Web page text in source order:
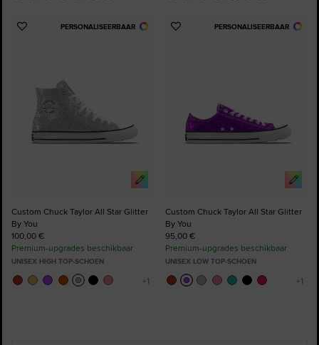
PERSONALISEERBAAR
Voeg
Custom Chuck Taylor All Star Glitter
By You
100,00 €
Premium-upgrades beschikbaar
UNISEX HIGH TOP-SCHOEN
PERSONALISEERBAAR
Voeg
Custom Chuck Taylor All Star Glitter
By You
95,00 €
Premium-upgrades beschikbaar
UNISEX LOW TOP-SCHOEN